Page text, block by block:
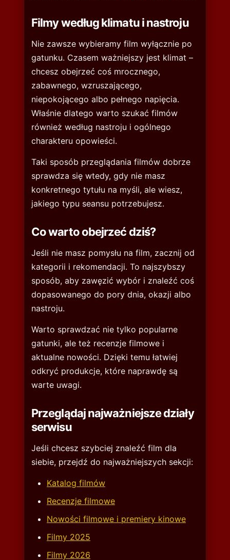
Filmy według klimatu i nastroju
Nie zawsze wybieramy film wyłącznie po
gatunku. Czasem ważniejszy jest klimat –
chcesz obejrzeć coś mrocznego,
zabawnego, wzruszającego,
niepokojącego albo pełnego napięcia.
Właśnie dlatego warto szukać filmów
również według nastroju i ogólnego
charakteru opowieści.
Taki sposób przeglądania filmów dobrze
sprawdza się wtedy, gdy nie masz
konkretnego tytułu na myśli, ale wiesz,
jakiego typu seansu potrzebujesz.
Co warto obejrzeć dziś?
Jeśli nie masz pomysłu na film, zacznij od
kategorii i rekomendacji. To najszybszy
sposób, aby zawęzić wybór i znaleźć coś
dopasowanego do pory dnia, okazji albo
nastroju.
Warto sprawdzać nie tylko popularne
gatunki, ale też recenzje filmowe i
aktualne nowości. Dzięki temu łatwiej
odkryć produkcje, które naprawdę są
warte uwagi.
Przeglądaj najważniejsze działy
serwisu
Jeśli chcesz szybciej znaleźć film dla
siebie, przejdź do najważniejszych sekcji:
Katalog filmów
Recenzje filmowe
Nowości filmowe i premiery kinowe
Filmy 2025
Filmy 2026